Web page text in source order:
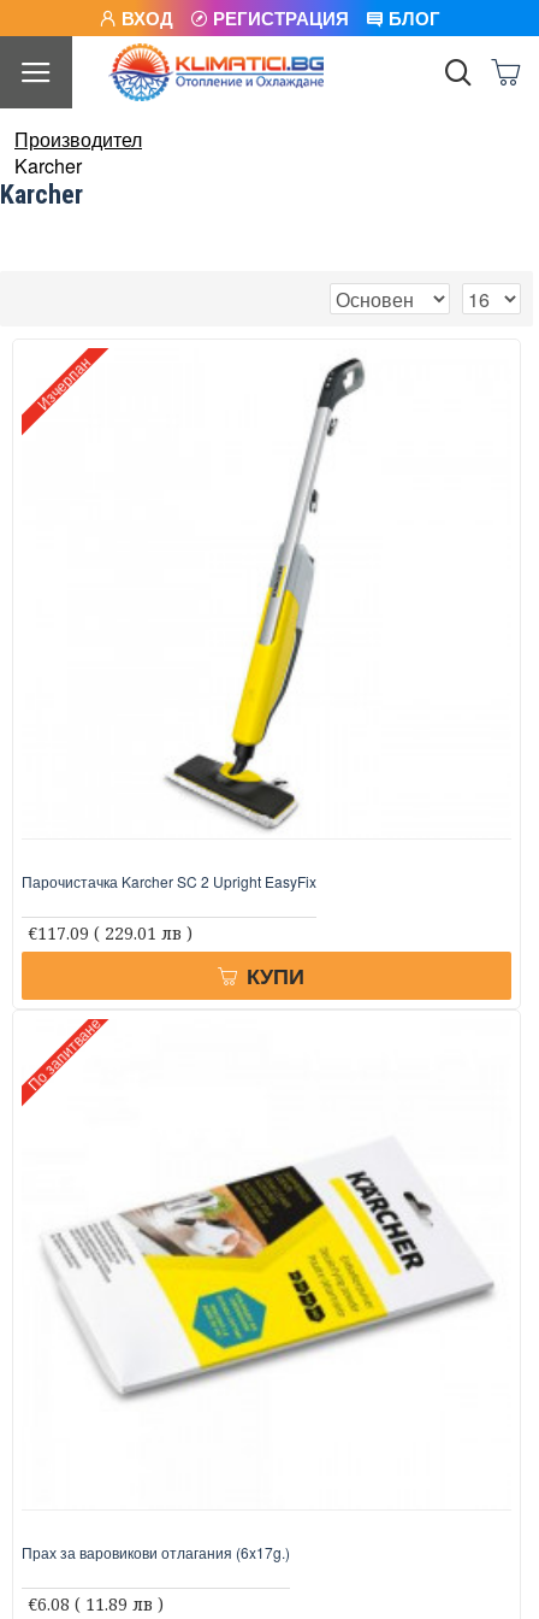
ВХОД РЕГИСТРАЦИЯ БЛОГ
Производител
Karcher
Karcher
Изчерпан
Парочистачка Karcher SC 2 Upright EasyFix
€117.09 ( 229.01 лв )
КУПИ
По запитване
Прах за варовикови отлагания (6x17g.)
€6.08 ( 11.89 лв )